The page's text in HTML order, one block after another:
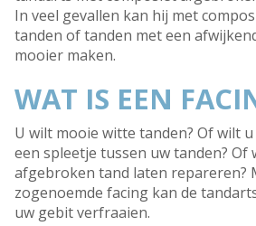
In veel gevallen kan hij met
tanden of tanden met een
mooier maken.
WAT IS EEN
U wilt mooie witte tanden? Of wilt
een spleetje tussen uw tanden? Of
afgebroken tand laten repareren?
zogenoemde facing kan de
uw gebit verfraaien.